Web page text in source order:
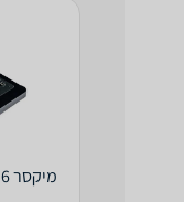
‏מיקסר Allen & Heath ZED6